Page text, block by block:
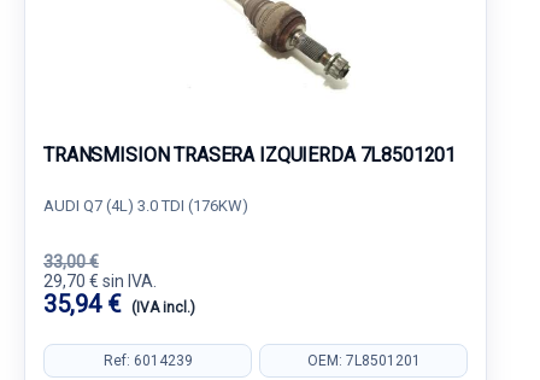
TRANSMISION TRASERA IZQUIERDA 7L8501201
AUDI Q7 (4L) 3.0 TDI (176KW)
33,00 €
29,70 € sin IVA.
35,94 € (IVA incl.)
Ref: 6014239 OEM: 7L8501201